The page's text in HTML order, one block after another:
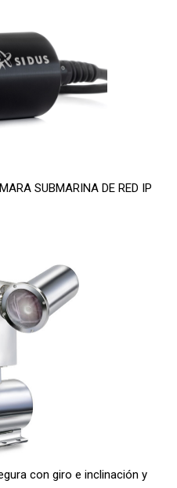
SUBMARINA DE RED IP
con giro e inclinación y